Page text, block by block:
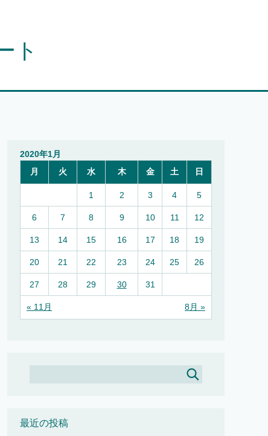
ト
2020年1月
月
火 水 木 金 土 日
« 11月 8月 »
1 2 3 4 5
6 7 8 9 10 11 12
13 14 15 16 17 18 19
20 21 22 23 24 25 26
27 28 29 30 31
最近の投稿